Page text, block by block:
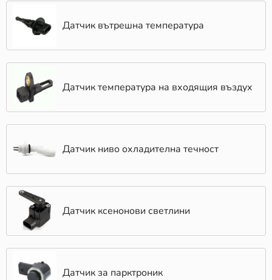
Датчик вътрешна температура
Датчик температура на входящия въздух
Датчик ниво охладителна течност
Датчик ксенонови светлини
Датчик за парктроник